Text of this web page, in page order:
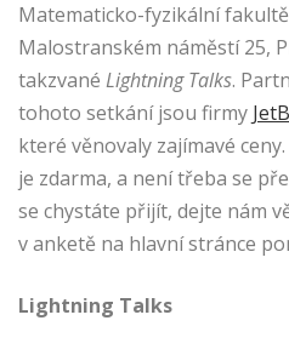
Matematicko-fyzikální
Malostranském náměstí 25,
takzvané Lightning Talks.
tohoto setkání jsou firmy
které věnovaly zajímavé
je zdarma, a není třeba se
se chystáte přijít, dejte nám
v anketě na hlavní stránce
Lightning Talks